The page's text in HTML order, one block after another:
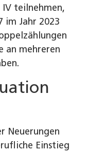
IV teilnehmen,
im Jahr 2023
an mehreren
Neuerungen
Einstieg